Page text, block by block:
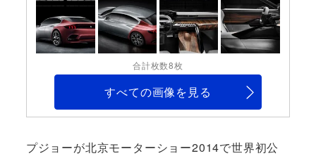
合計枚数8枚
すべての画像を見る
プジョーが北京モーターショー2014で世界初公